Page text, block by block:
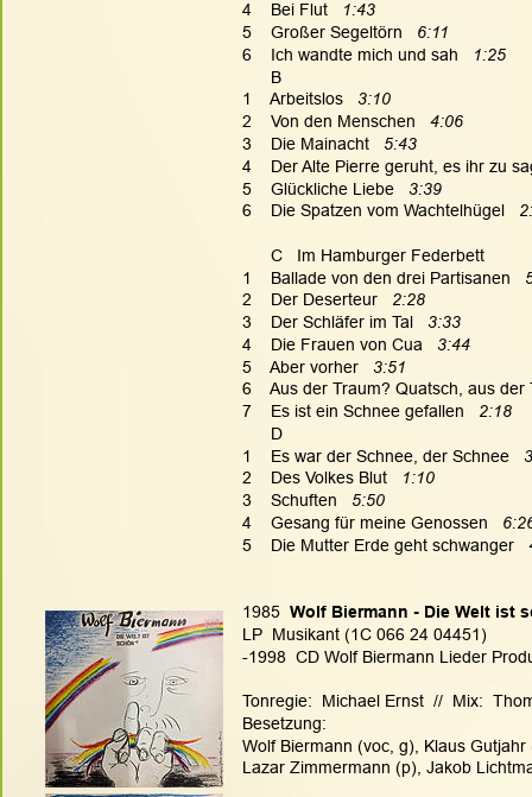
4    Bei Flut
1:43
5    Großer Segeltörn 6:11
6    Ich wandte mich und sah
1:25
      B
1    Arbeitslos
3:10
2    Von den Menschen 4:06
3    Die Mainacht 5:43
4    Der Alte Pierre geruht, es ihr zu
5    Glückliche Liebe 3:39
6    Die Spatzen vom Wachtelhügel
      C   Im Hamburger Federbett
1    Ballade von den drei Partisanen
2    Der Deserteur
2:28
3    Der Schläfer im Tal
3:33
4    Die Frauen von Cua 3:44
5    Aber vorher 3:51
6    Aus der Traum? Quatsch, aus
7    Es ist ein Schnee gefallen 2:18
      D
1    Es war der Schnee, der Schnee
2    Des Volkes Blut
1:10
3    Schuften
  5:50
4    Gesang für meine Genossen
5    Die Mutter Erde geht schwanger
1985 Wolf Biermann - Die Welt ist
LP  Musikant (1C 066 24 04451)
-1998  CD Wolf Biermann Lieder
Tonregie:  Michael Ernst  //  Mix:
Besetzung:
Wolf Biermann (voc, g), Klaus
Lazar Zimmermann (p), Jakob